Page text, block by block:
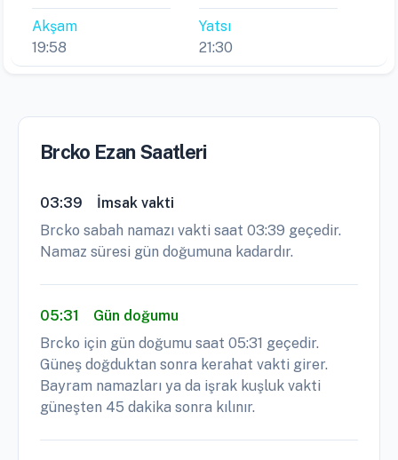
Akşam
19:58
Yatsı
21:30
Brcko Ezan Saatleri
03:39
İmsak vakti
Brcko sabah namazı vakti saat 03:39 geçedir.
Namaz süresi gün doğumuna kadardır.
05:31
Gün doğumu
Brcko için gün doğumu saat 05:31 geçedir.
Güneş doğduktan sonra kerahat vakti girer.
Bayram namazları ya da işrak kuşluk vakti
güneşten 45 dakika sonra kılınır.